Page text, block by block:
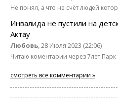
Не понял, а что не счёт людей
Инвалида не пустили на
Актау
Любовь, 28 Июля 2023 (22:06)
Читаю коментарии через
смотреть все комментарии »